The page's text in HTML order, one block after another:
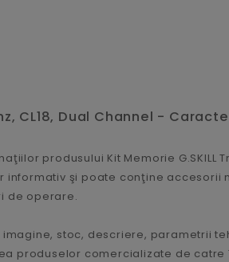
CL18, Dual Channel -
produsului Kit Memorie G.SKILL
şi poate conţine
de operare.
stoc, descriere, parametrii
produselor comercializate de